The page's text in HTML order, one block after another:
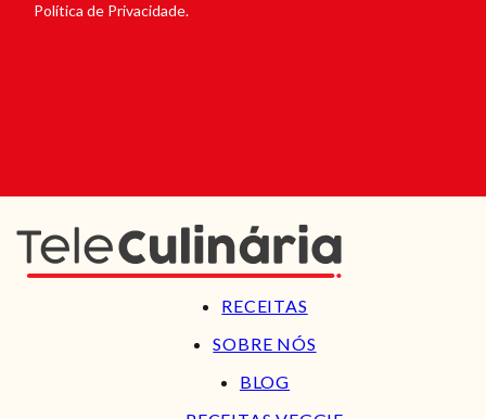
Política de Privacidade.
RECEITAS
SOBRE NÓS
BLOG